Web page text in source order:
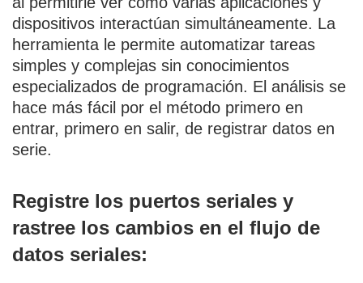
dispositivos interactúan simultáneamente. La
herramienta le permite automatizar tareas
simples y complejas sin conocimientos
especializados de programación. El análisis se
hace más fácil por el método primero en
entrar, primero en salir, de registrar datos en
serie.
Registre los puertos seriales y
rastree los cambios en el flujo de
datos seriales: